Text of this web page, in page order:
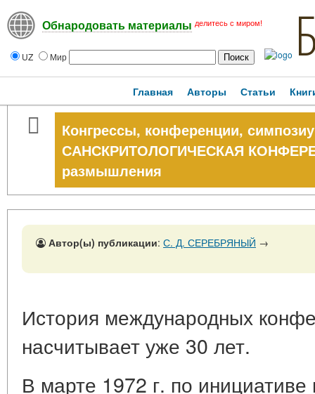
Обнародовать материалы делитесь с миром!
UZ Мир
Главная Авторы Статьи
Конгрессы, конференции,
САНСКРИТОЛОГИЧЕСКАЯ
размышления
Автор(ы) публикации: С. Д. СЕРЕБРЯНЫЙ →
История международных
насчитывает уже 30 лет.
В марте 1972 г. по